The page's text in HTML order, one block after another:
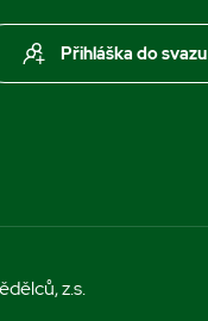
Přihláška do svazu
z.s.